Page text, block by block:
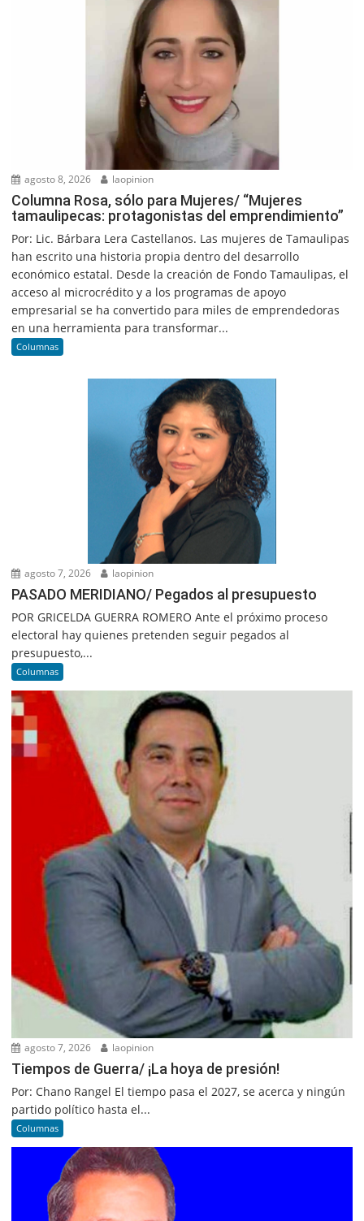
agosto 8, 2026 laopinion
Columna Rosa, sólo para Mujeres/ “Mujeres
tamaulipecas: protagonistas del emprendimiento”
Por: Lic. Bárbara Lera Castellanos. Las mujeres de Tamaulipas
han escrito una historia propia dentro del desarrollo
económico estatal. Desde la creación de Fondo Tamaulipas, el
acceso al microcrédito y a los programas de apoyo
empresarial se ha convertido para miles de emprendedoras
en una herramienta para transformar...
Columnas
agosto 7, 2026 laopinion
PASADO MERIDIANO/ Pegados al presupuesto
POR GRICELDA GUERRA ROMERO Ante el próximo proceso
electoral hay quienes pretenden seguir pegados al
presupuesto,...
Columnas
agosto 7, 2026 laopinion
Tiempos de Guerra/ ¡La hoya de presión!
Por: Chano Rangel El tiempo pasa el 2027, se acerca y ningún
partido político hasta el...
Columnas